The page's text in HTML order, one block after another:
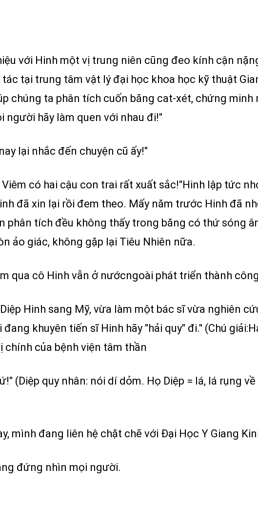
với Hinh một vị trung niên cũng đeo kính cận
tại trung tâm vật lý đại học khoa học kỹ thuật
chúng ta phân tích cuốn băng cat-xét, chứng minh
người hãy làm quen với nhau đi!"
lại nhắc đến chuyện cũ ấy!"
có hai cậu con trai rất xuất sắc!"Hinh lập tức
đã xin lại rồi đem theo. Mấy năm trước Hinh đã
phân tích đều không thấy trong băng có thứ sóng
ảo giác, không gặp lại Tiêu Nhiên nữa.
qua cô Hinh vẫn ở nướcngoài phát triển thành
Hinh sang Mỹ, vừa làm một bác sĩ vừa nghiên
khuyên tiến sĩ Hinh hãy "hải quy" đi." (Chú
của bệnh viện tâm thần
(Diệp quy nhân: nói dí dỏm. Họ Diệp = lá, lá rụng
mình đang liên hệ chặt chẽ với Đại Học Y Giang
đứng nhìn mọi người.